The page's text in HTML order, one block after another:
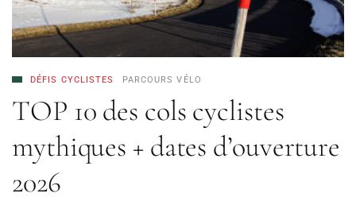
DÉFIS CYCLISTES PARCOURS VÉLO
TOP 10 des cols cyclistes
mythiques + dates d’ouverture
2026